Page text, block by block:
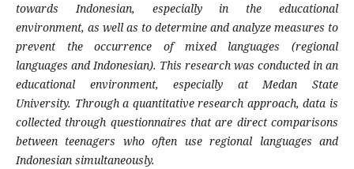
towards Indonesian, especially in the educational
environment, as well as to determine and analyze measures to
prevent the occurrence of mixed languages ​​(regional
languages ​​and Indonesian). This research was conducted in an
educational environment, especially at Medan State
University. Through a quantitative research approach, data is
collected through questionnaires that are direct comparisons
between teenagers who often use regional languages ​​and
Indonesian simultaneously.